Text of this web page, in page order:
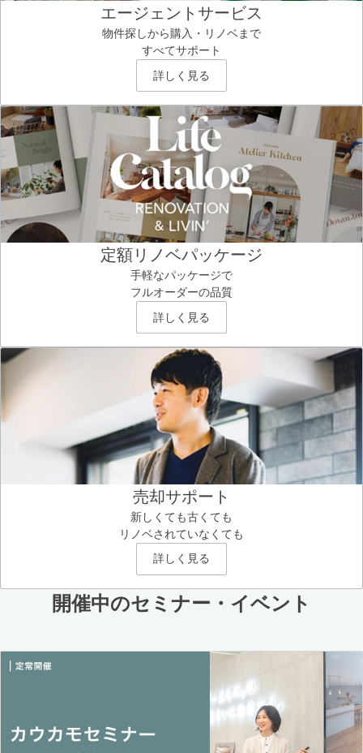
エージェントサービス
物件探しから購入・リノベまで
すべてサポート
詳しく見る
定額リノベパッケージ
手軽なパッケージで
フルオーダーの品質
詳しく見る
売却サポート
新しくても古くても
リノベされていなくても
詳しく見る
開催中のセミナー・イベント